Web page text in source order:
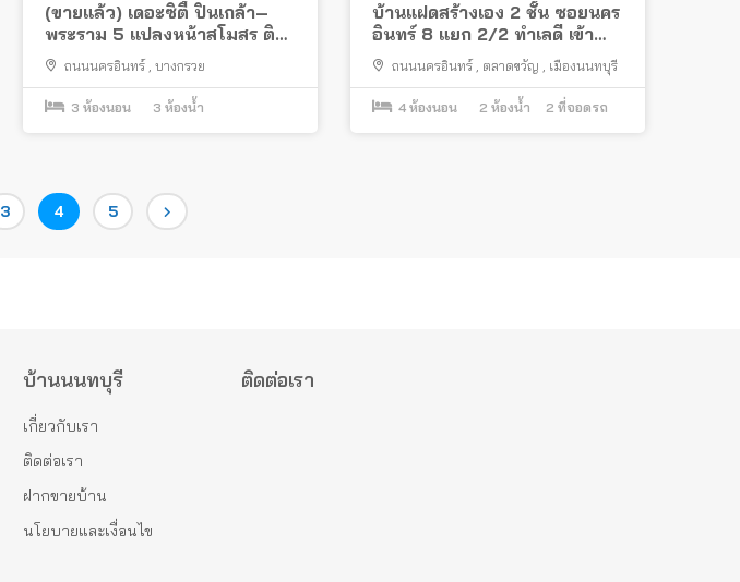
(ขายแล้ว) เดอะซิตี้ ปิ่นเกล้า–
พระราม 5 แปลงหน้าสโมสร ติด
ถนนใหญ่ ใกล้ตลาด
ถนนนครอินทร์ , บางกรวย
3 ห้องนอน 3 ห้องน้ำ
บ้านแฝดสร้างเอง 2 ชั้น ซอยนคร
อินทร์ 8 แยก 2/2 ทำเลดี เข้า
ซอยไม่ลึก ใกล้สะพานพระราม 5
ถนนนครอินทร์ , ตลาดขวัญ , เมืองนนทบุรี
4 ห้องนอน 2 ห้องน้ำ 2 ที่จอดรถ
Page
3 Page
4 Page
5
บ้านนนทบุรี
เกี่ยวกับเรา
ติดต่อเรา
ฝากขายบ้าน
นโยบายและเงื่อนไข
ติดต่อเรา